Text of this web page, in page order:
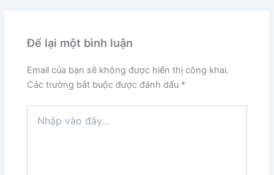
Để lại một bình luận
Email của bạn sẽ không được hiển thị công khai.
Các trường bắt buộc được đánh dấu *
vào